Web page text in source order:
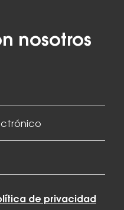
nosotros
de privacidad